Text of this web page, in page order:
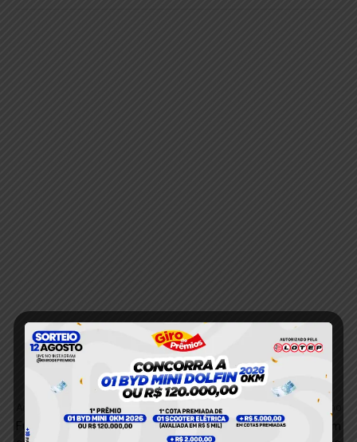
Funcionária de bar é ferida
Irmãos gêmeos morrem